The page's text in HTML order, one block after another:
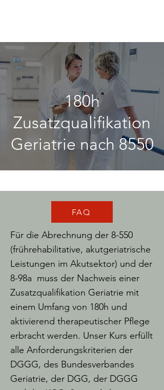
180h
Zusatzqualifikation
Geriatrie nach 8550
FAQ
Für die Abrechnung der 8-550
(frührehabilitative, akutgeriatrische
Leistungen im Akutsektor) und der
8-98a muss der Nachweis einer
Zusatzqualifikation Geriatrie mit
einem Umfang von 180h und
aktivierend therapeutischer Pflege
erbracht werden. Unser Kurs erfüllt
alle Anforderungskriterien der
DGGG, des Bundesverbandes
Geriatrie, der DGG, der DGGG